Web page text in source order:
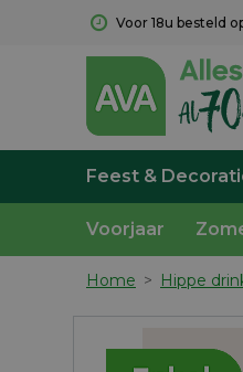
Voor 18u besteld
Feest &
Voorjaar
Home > Hippe